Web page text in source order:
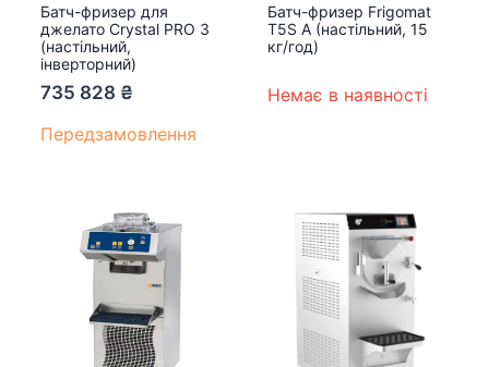
Батч-фризер для
джелато Crystal PRO 3
(настільний,
інверторний)
735 828 ₴
Передзамовлення
Батч-фризер Frigomat
T5S A (настільний, 15
кг/год)
Немає в наявності